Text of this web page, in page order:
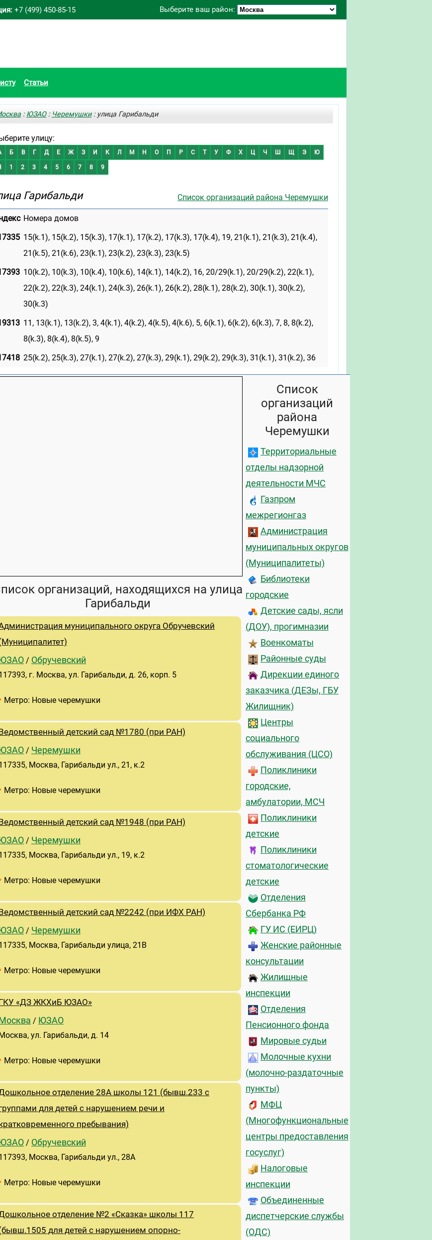
Выберите ваш район:
+7 (499) 450-85-15
Статьи
:ЮЗАО: Черемушки: улица Гарибальди
улицу:
Б В Г Д Е Ж З И К Л М Н О П Р С Т У Ф Х Ц Ч Ш Щ Э Ю
1 2 3 4 5 6 7 8 9
Список организаций района Черемушки
Гарибальди
Номера домов
15(k.1), 15(k.2), 15(k.3), 17(k.1), 17(k.2), 17(k.3), 17(k.4), 19, 21(k.1), 21(k.3), 21(k.4),
21(k.5), 21(k.6), 23(k.1), 23(k.2), 23(k.3), 23(k.5)
10(k.2), 10(k.3), 10(k.4), 10(k.6), 14(k.1), 14(k.2), 16, 20/29(k.1), 20/29(k.2), 22(k.1),
22(k.2), 22(k.3), 24(k.1), 24(k.3), 26(k.1), 26(k.2), 28(k.1), 28(k.2), 30(k.1), 30(k.2),
30(k.3)
11, 13(k.1), 13(k.2), 3, 4(k.1), 4(k.2), 4(k.5), 4(k.6), 5, 6(k.1), 6(k.2), 6(k.3), 7, 8, 8(k.2),
8(k.3), 8(k.4), 8(k.5), 9
25(k.2), 25(k.3), 27(k.1), 27(k.2), 27(k.3), 29(k.1), 29(k.2), 29(k.3), 31(k.1), 31(k.2), 36
организаций, находящихся на улица
Гарибальди
муниципального округа Обручевский
ЮЗАО / Обручевский
г. Москва, ул. Гарибальди, д. 26, корп. 5
Метро: Новые черемушки
детский сад №1780 (при РАН)
ЮЗАО / Черемушки
Москва, Гарибальди ул., 21, к.2
Метро: Новые черемушки
детский сад №1948 (при РАН)
ЮЗАО / Черемушки
Москва, Гарибальди ул., 19, к.2
Метро: Новые черемушки
детский сад №2242 (при ИФХ РАН)
ЮЗАО / Черемушки
Москва, Гарибальди улица, 21В
Метро: Новые черемушки
«ДЗ ЖКХиБ ЮЗАО»
Москва / ЮЗАО
ул. Гарибальди, д. 14
Метро: Новые черемушки
отделение 28А школы 121 (бывш.233 с
для детей с нарушением речи и
пребывания)
ЮЗАО / Обручевский
Москва, Гарибальди ул., 28А
Метро: Новые черемушки
отделение №2 «Сказка» школы 117
для детей с нарушением опорно-
Список
организаций
района
Черемушки
Территориальные
отделы надзорной
деятельности МЧС
Газпром
межрегионгаз
Администрация
муниципальных округов
(Муниципалитеты)
Библиотеки
городские
Детские сады, ясли
(ДОУ), прогимназии
Военкоматы
Районные суды
Дирекции единого
заказчика (ДЕЗы, ГБУ
Жилищник)
Центры
социального
обслуживания (ЦСО)
Поликлиники
городские,
амбулатории, МСЧ
Поликлиники
детские
Поликлиники
стоматологические
детские
Отделения
Сбербанка РФ
ГУ ИС (ЕИРЦ)
Женские районные
консультации
Жилищные
инспекции
Отделения
Пенсионного фонда
Мировые судьи
Молочные кухни
(молочно-раздаточные
пункты)
МФЦ
(Многофункциональные
центры предоставления
госуслуг)
Налоговые
инспекции
Объединенные
диспетчерские службы
(ОДС)